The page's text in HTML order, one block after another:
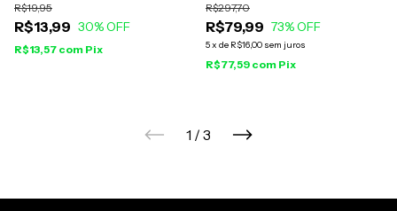
R$13,99
R$19,95
30% OFF
R$13,57 com Pix
R$79,99
R$297,70
73% OFF
5x de R$16,00 sem juros
R$77,59 com Pix
1 / 3